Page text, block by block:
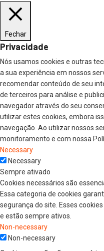
Fechar
Privacidade
Nós usamos cookies e outras
a sua experiência em nossos
recomendar conteúdo de seu
de terceiros para análise e
navegador através do seu
utilizar estes cookies, embora
navegação. Ao utilizar nossos
monitoramento e com nossa
Necessary
Necessary
Sempre ativado
Cookies necessários são
Essa categoria de cookies
segurança do site. Esses
e estão sempre ativos.
Non-necessary
Non-necessary